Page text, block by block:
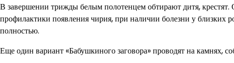
В завершении трижды белым полотенцем обтирают дитя,
профилактики появления чирия, при наличии болезни у близких
полностью.
Еще один вариант «Бабушкиного заговора» проводят на камнях,